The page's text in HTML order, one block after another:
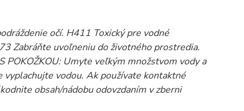
očí. H411 Toxický pre vodné
Zabráňte uvoľneniu do životného prostredia.
POKOŽKOU: Umyte veľkým množstvom vody a
vodou. Ak používate kontaktné
obsah/nádobu odovzdaním v zberni